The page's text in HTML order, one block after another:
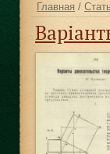
Главная /